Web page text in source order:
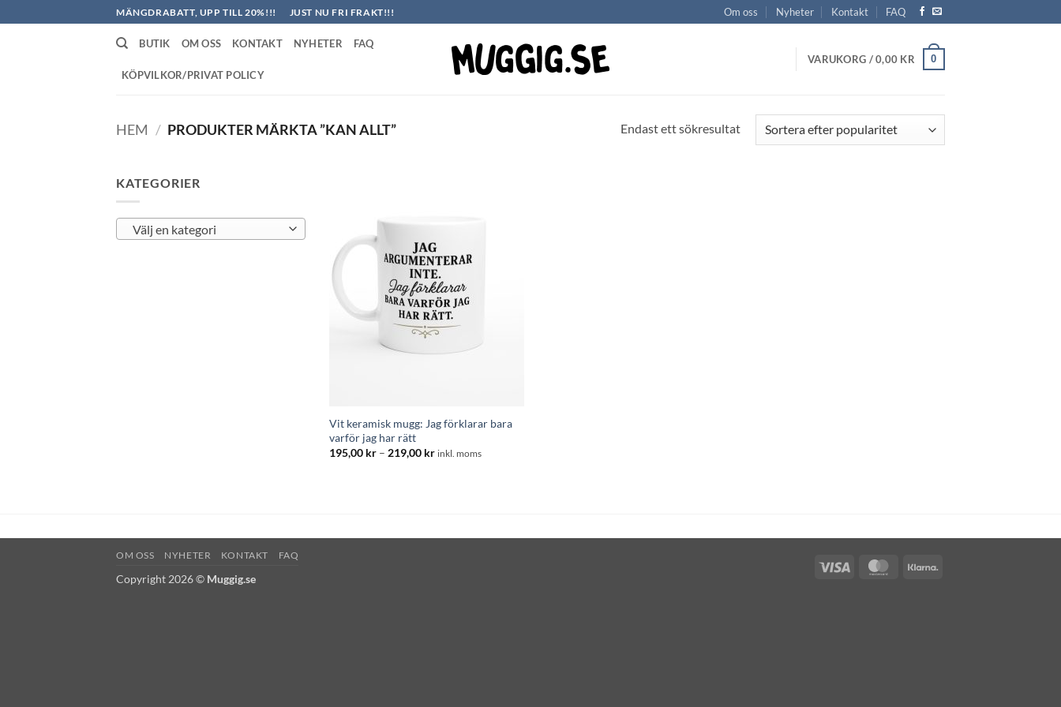
to
MÄNGDRABATT, UPP TILL 20%!!! JUST NU FRI FRAKT!!! Om oss Nyheter Kontakt FAQ
BUTIK OM OSS KONTAKT NYHETER FAQ
KÖPVILKOR/PRIVAT POLICY
VARUKORG /0,00 KR 0
HEM / PRODUKTER MÄRKTA ”KAN ALLT” Endast ett sökresultat
KATEGORIER
Välj en kategori
Vit keramisk mugg: Jag förklarar bara
varför jag har rätt
195,00 kr – 219,00 krPrisintervall:
inkl. moms
Visa MasterCard
OM OSS NYHETER KONTAKT FAQ
Copyright 2026 © Muggig.se